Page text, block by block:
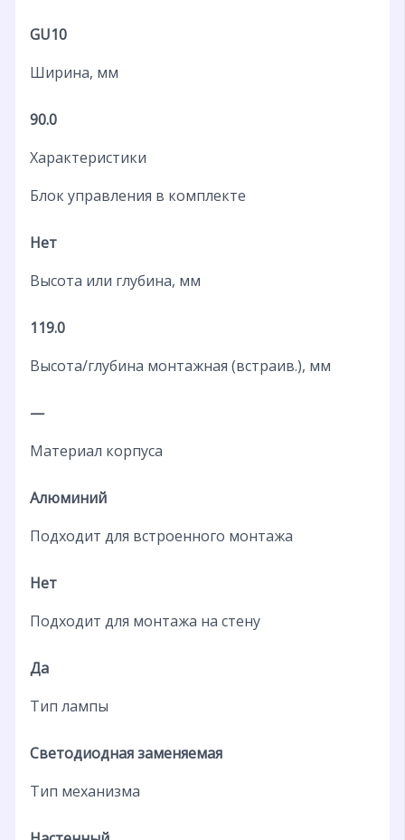
GU10
Ширина, мм
90.0
Характеристики
Блок управления в комплекте
Нет
Высота или глубина, мм
119.0
Высота/глубина монтажная (встраив.), мм
—
Материал корпуса
Алюминий
Подходит для встроенного монтажа
Нет
Подходит для монтажа на стену
Да
Тип лампы
Светодиодная заменяемая
Тип механизма